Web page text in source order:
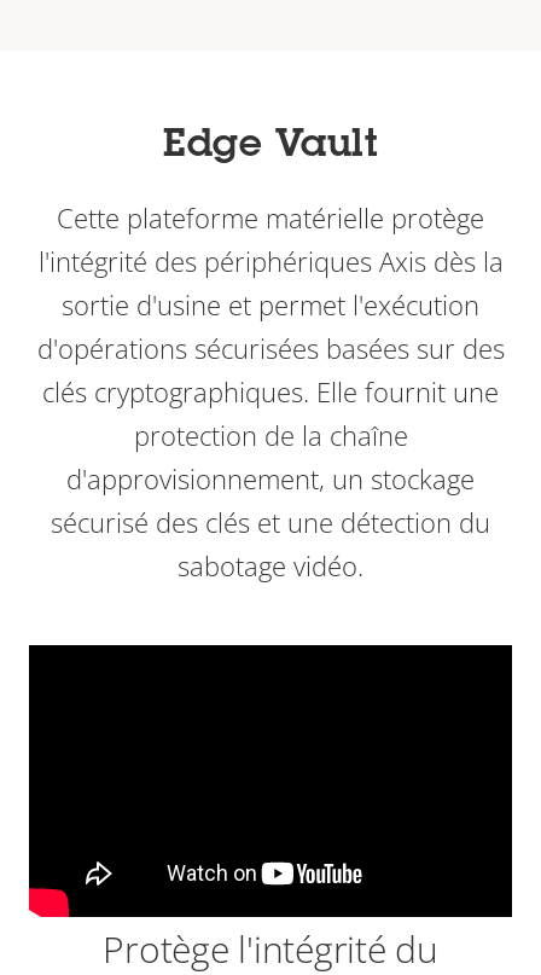
Edge Vault
Cette plateforme matérielle protège
l'intégrité des périphériques Axis dès la
sortie d'usine et permet l'exécution
d'opérations sécurisées basées sur des
clés cryptographiques. Elle fournit une
protection de la chaîne
d'approvisionnement, un stockage
sécurisé des clés et une détection du
sabotage vidéo.
Protège l'intégrité du